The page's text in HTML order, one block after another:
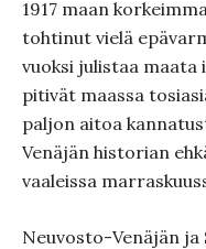
1917 maan
tohtinut vielä
vuoksi julistaa maata
pitivät maassa
paljon aitoa
Venäjän historian
vaaleissa
Neuvosto-Venäjän ja